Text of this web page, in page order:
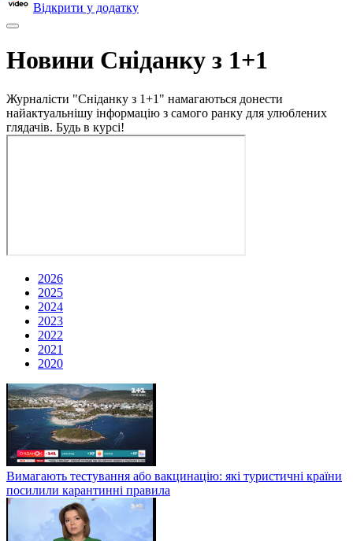
Відкрити у додатку
Новини Сніданку з 1+1
Журналісти "Сніданку з 1+1" намагаються донести
найактуальнішу інформацію з самого ранку для улюблених
глядачів. Будь в курсі!
2026
2025
2024
2023
2022
2021
2020
Вимагають тестування або вакцинацію: які туристичні країни
посилили карантинні правила